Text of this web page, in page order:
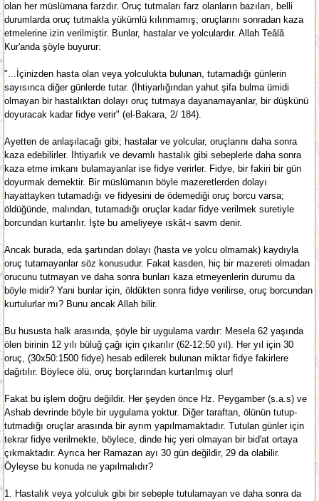
olan her müslümana farzdır. Oruç tutmaları farz olanların bazıları, belli
durumlarda oruç tutmakla yükümlü kılınmamış; oruçlarını sonradan kaza
etmelerine izin verilmiştir. Bunlar, hastalar ve yolculardır. Allah Teâlâ
Kur'anda şöyle buyurur:
"...İçinizden hasta olan veya yolculukta bulunan, tutamadığı günlerin
sayısınca diğer günlerde tutar. (İhtiyarlığından yahut şifa bulma ümidi
olmayan bir hastalıktan dolayı oruç tutmaya dayanamayanlar, bir düşkünü
doyuracak kadar fidye verir" (el-Bakara, 2/ 184).
Ayetten de anlaşılacağı gibi; hastalar ve yolcular, oruçlarını daha sonra
kaza edebilirler. İhtiyarlık ve devamlı hastalık gibi sebeplerle daha sonra
kaza etme imkanı bulamayanlar ise fidye verirler. Fidye, bir fakiri bir gün
doyurmak demektir. Bir müslümanın böyle mazeretlerden dolayı
hayattayken tutamadığı ve fidyesini de ödemediği oruç borcu varsa;
öldüğünde, malından, tutamadığı oruçlar kadar fidye verilmek suretiyle
borcundan kurtarılır. İşte bu ameliyeye ıskât-ı savm denir.
Ancak burada, eda şartından dolayı (hasta ve yolcu olmamak) kaydıyla
oruç tutamayanlar söz konusudur. Fakat kasden, hiç bir mazereti olmadan
orucunu tutmayan ve daha sonra bunları kaza etmeyenlerin durumu da
böyle midir? Yani bunlar için, öldükten sonra fidye verilirse, oruç borcundan
kurtulurlar mı? Bunu ancak Allah bilir.
Bu hususta halk arasında, şöyle bir uygulama vardır: Mesela 62 yaşında
ölen birinin 12 yılı büluğ çağı için çıkarılır (62-12:50 yıl). Her yıl için 30
oruç, (30x50:1500 fidye) hesab edilerek bulunan miktar fidye fakirlere
dağıtılır. Böylece ölü, oruç borçlarından kurtarılmış olur!
Fakat bu işlem doğru değildir. Her şeyden önce Hz. Peygamber (s.a.s) ve
Ashab devrinde böyle bir uygulama yoktur. Diğer taraftan, ölünün tutup-
tutmadığı oruçlar arasında bir ayrım yapılmamaktadır. Tutulan günler için
tekrar fidye verilmekte, böylece, dinde hiç yeri olmayan bir bid'at ortaya
çıkmaktadır. Ayrıca her Ramazan ayı 30 gün değildir, 29 da olabilir.
Öyleyse bu konuda ne yapılmalıdır?
1. Hastalık veya yolculuk gibi bir sebeple tutulamayan ve daha sonra da